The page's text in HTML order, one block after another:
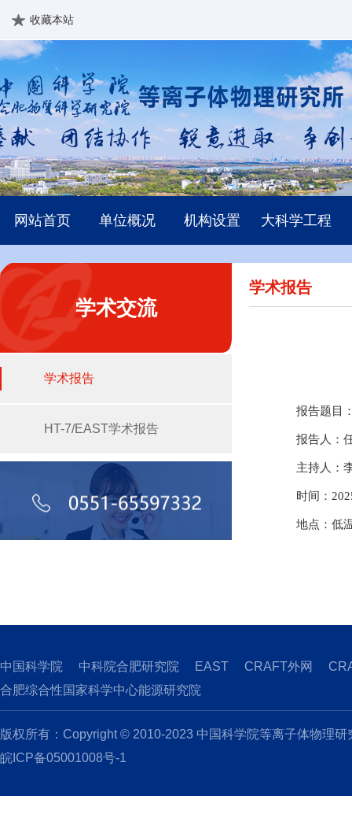
收藏本站
网站首页 单位概况 机构设置 大科学工程
学术交流
学术报告
HT-7/EAST学术报告
学术报告
报告题目
报告人：
主持人：
时间：
地点：低
中国科学院 中科院合肥研究院 EAST CRAFT外网
合肥综合性国家科学中心能源研究院
版权所有：Copyright © 2010-2023 中国科学院等离子体物理
皖ICP备05001008号-1